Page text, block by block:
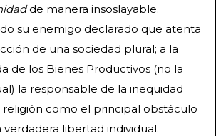
de manera insoslayable.
su enemigo declarado que atenta
de una sociedad plural; a la
de los Bienes Productivos (no la
la responsable de la inequidad
religión como el principal obstáculo
libertad individual.